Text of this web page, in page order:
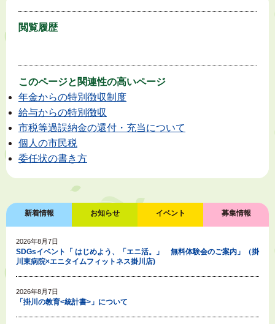
閲覧履歴
このページと 関連性の高いページ
年金からの特別徴収制度
給与からの特別徴収
市税等過誤納金の還付・充当について
個人の市民税
委任状の書き方
新着情報 お知らせ イベント 募集情報
2026年8月7日
SDGsイベント「 はじめよう、「エニ活。」 無料体験会のご案内」（掛
川東病院×エニタイムフィットネス掛川店)
2026年8月7日
「掛川の教育<統計書>」について